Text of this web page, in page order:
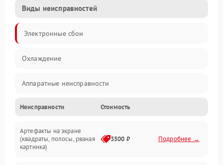
Виды неисправностей
Электронные сбои
Охлаждение
Аппаратные неисправности
Перегрев и термопроблемы
Видео
Неисправности Стоимость
Артефакты на экране
(квадраты, полосы, рваная
картинка)
3500 ₽ Подробнее →